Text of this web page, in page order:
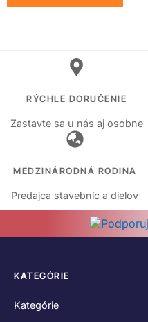
RÝCHLE DORUČENIE
Zastavte sa u nás aj osobne
MEDZINÁRODNÁ RODINA
Predajca stavebníc a dielov
KATEGÓRIE
Kategórie